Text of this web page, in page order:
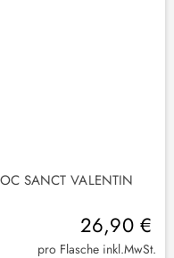
SANCT VALENTIN
26,90 €
pro Flasche inkl.MwSt.